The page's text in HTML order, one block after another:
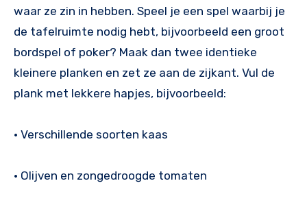
waar ze zin in hebben. Speel je een spel waarbij je
de tafelruimte nodig hebt, bijvoorbeeld een groot
bordspel of poker? Maak dan twee identieke
kleinere planken en zet ze aan de zijkant. Vul de
plank met lekkere hapjes, bijvoorbeeld:
• Verschillende soorten kaas
• Olijven en zongedroogde tomaten